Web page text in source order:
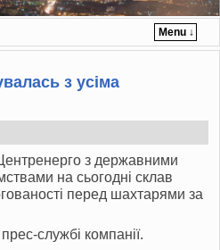
Menu ↓
з усіма
з державними
на сьогодні склав
перед шахтарями за
службі компанії.